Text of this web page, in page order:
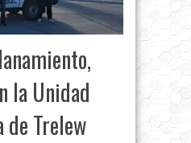
la Unidad
Trelew